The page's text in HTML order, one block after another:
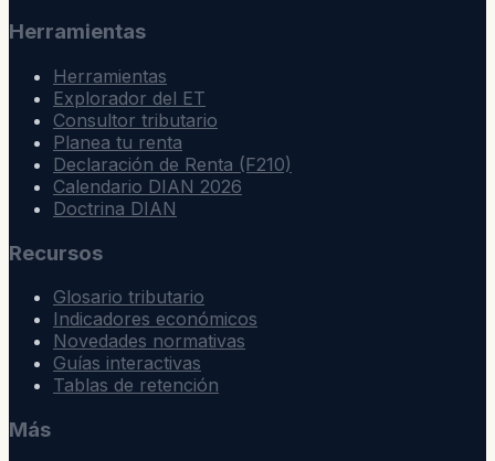
Herramientas
Herramientas
Explorador del ET
Consultor tributario
Planea tu renta
Declaración de Renta (F210)
Calendario DIAN 2026
Doctrina DIAN
Recursos
Glosario tributario
Indicadores económicos
Novedades normativas
Guías interactivas
Tablas de retención
Más